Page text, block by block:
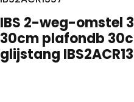
IBS 2-weg-omstel
30cm plafondb
glijstang